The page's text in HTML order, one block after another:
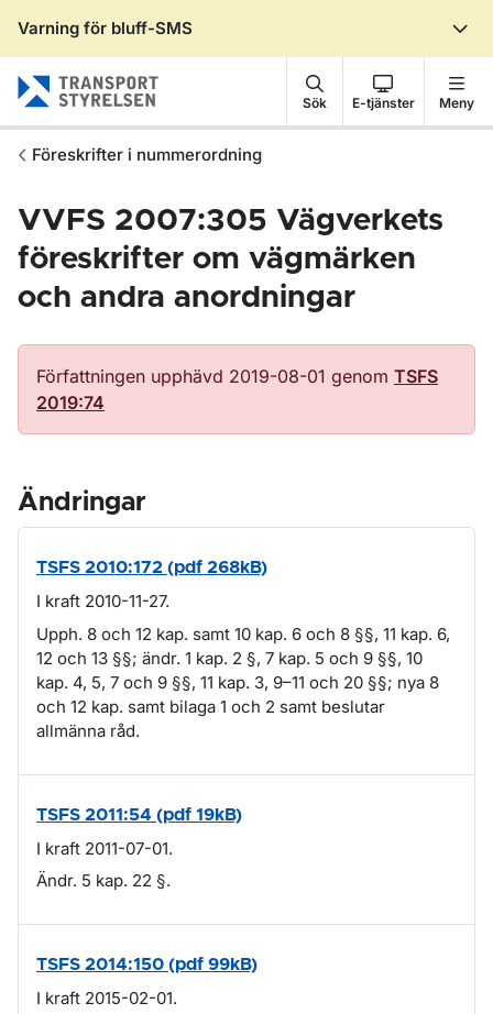
Varning för bluff-SMS
Sök E-tjänster Meny
Föreskrifter i nummerordning
VVFS 2007:305 Vägverkets
föreskrifter om vägmärken
och andra anordningar
Författningen upphävd 2019-08-01 genom TSFS
2019:74
Ändringar
TSFS 2010:172 (pdf 268kB)
I kraft 2010-11-27.
Upph. 8 och 12 kap. samt 10 kap. 6 och 8 §§, 11 kap. 6,
12 och 13 §§; ändr. 1 kap. 2 §, 7 kap. 5 och 9 §§, 10
kap. 4, 5, 7 och 9 §§, 11 kap. 3, 9–11 och 20 §§; nya 8
och 12 kap. samt bilaga 1 och 2 samt beslutar
allmänna råd.
TSFS 2011:54 (pdf 19kB)
I kraft 2011-07-01.
Ändr. 5 kap. 22 §.
TSFS 2014:150 (pdf 99kB)
I kraft 2015-02-01.